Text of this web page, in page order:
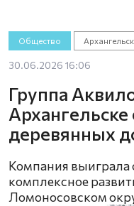
Общество Архангельск
30.06.2026 16:06
Группа
деревянных
Компания
комплексное
Ломоносовском